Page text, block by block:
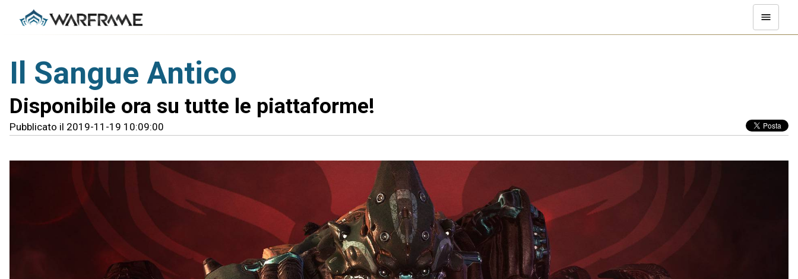
Il Sangue Antico
Disponibile ora su tutte le piattaforme!
Pubblicato il 2019-11-19 10:09:00